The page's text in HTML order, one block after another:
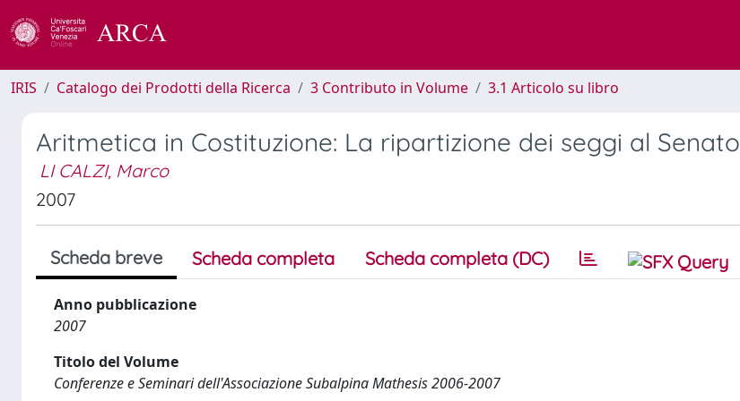
IRIS Catalogo dei Prodotti della Ricerca 3 Contributo in Volume 3.1 Articolo su libro
Aritmetica in Costituzione: La ripartizione dei seggi al Senato
LI CALZI, Marco
2007
Scheda breve Scheda completa Scheda completa (DC)
Anno pubblicazione
2007
Titolo del Volume
Conferenze e Seminari dell'Associazione Subalpina Mathesis 2006-2007